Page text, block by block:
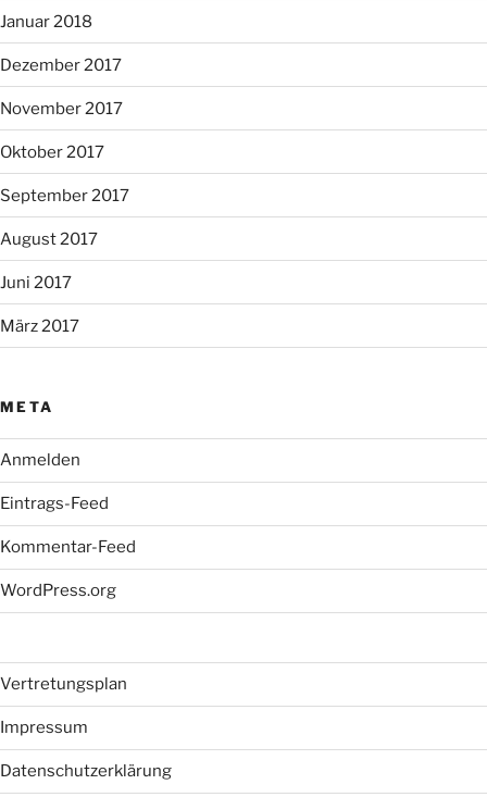
Januar 2018
Dezember 2017
November 2017
Oktober 2017
September 2017
August 2017
Juni 2017
März 2017
META
Anmelden
Eintrags-Feed
Kommentar-Feed
WordPress.org
Vertretungsplan
Impressum
Datenschutzerklärung